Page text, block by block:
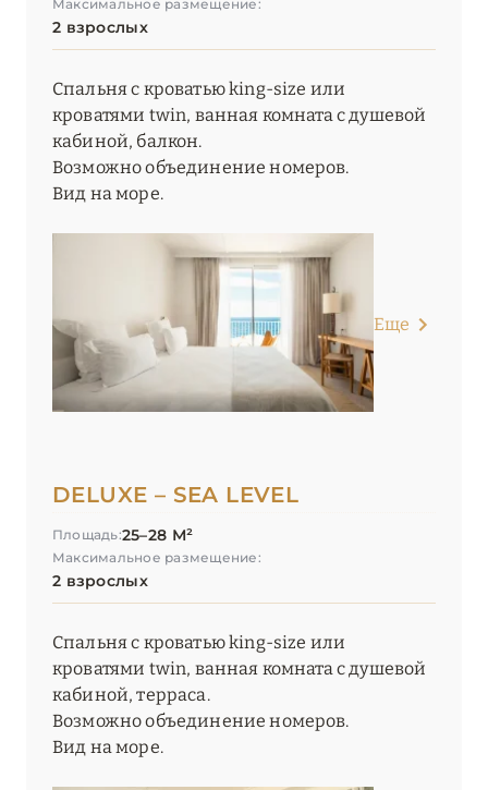
Максимальное размещение:
2 взрослых
Спальня с кроватью king-size или
кроватями twin, ванная комната с душевой
кабиной, балкон.
Возможно объединение номеров.
Вид на море.
Еще
DELUXE – SEA LEVEL
Площадь:25–28 М²
Максимальное размещение:
2 взрослых
Спальня с кроватью king-size или
кроватями twin, ванная комната с душевой
кабиной, терраса.
Возможно объединение номеров.
Вид на море.